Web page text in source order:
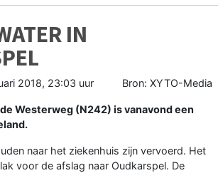
IN
2018, 23:03 uur Bron: XYTO-Media
Westerweg (N242) is vanavond een
naar het ziekenhuis zijn vervoerd. Het
voor de afslag naar Oudkarspel. De